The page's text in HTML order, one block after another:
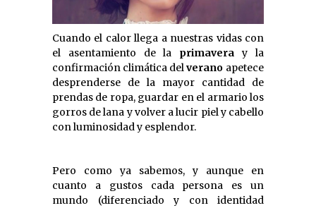
Cuando el calor llega a nuestras vidas con
el asentamiento de la primavera y la
confirmación climática delverano apetece
desprenderse de la mayor cantidad de
prendas de ropa, guardar en el armario los
gorros de lana y volver a lucir piel y cabello
con luminosidad y esplendor.
Pero como ya sabemos, y aunque en
cuanto a gustos cada persona es un
mundo (diferenciado y con identidad